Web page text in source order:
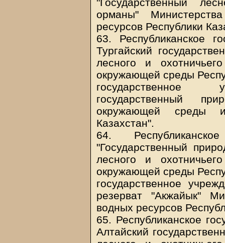
орманы"
ресурсов Республики
63. Республиканское
Тургайский
лесного и
окружающей среды
государственное
государственный
окружающей среды
Казахстан".
64.
"Государственный
лесного и
окружающей среды
государственное
резерват "Акжайык"
водных ресурсов
65. Республиканское
Алтайский